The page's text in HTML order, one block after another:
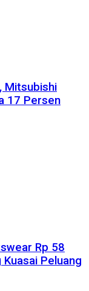
Mitsubishi
17 Persen
Rp 58
Peluang